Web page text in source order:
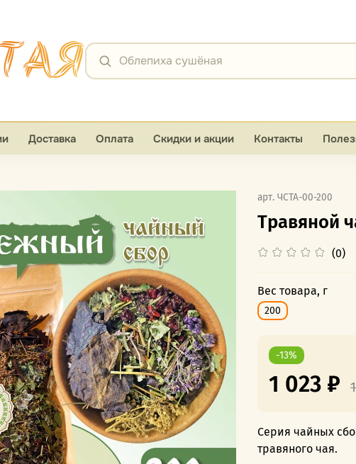
Облепиха сушёная
Доставка Оплата Скидки и акции Контакты
арт. ЧСТА-00-200
Травяной
(0)
Вес товара, г
200
-13%
1 023 ₽
Серия чайных
травяного чая.